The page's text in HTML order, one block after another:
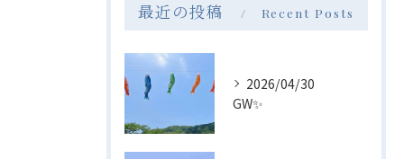
最近の投稿 Recent Posts
2026/04/30
GW✨